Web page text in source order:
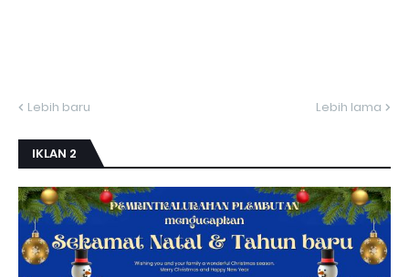
Lebih baru Lebih lama
IKLAN 2